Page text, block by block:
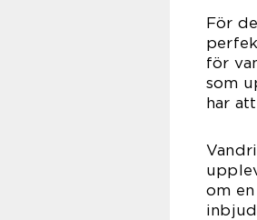
För
för
som
har
om